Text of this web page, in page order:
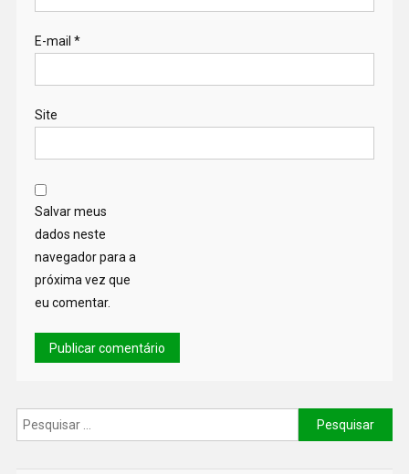
E-mail *
Site
Salvar meus
dados neste
navegador para a
próxima vez que
eu comentar.